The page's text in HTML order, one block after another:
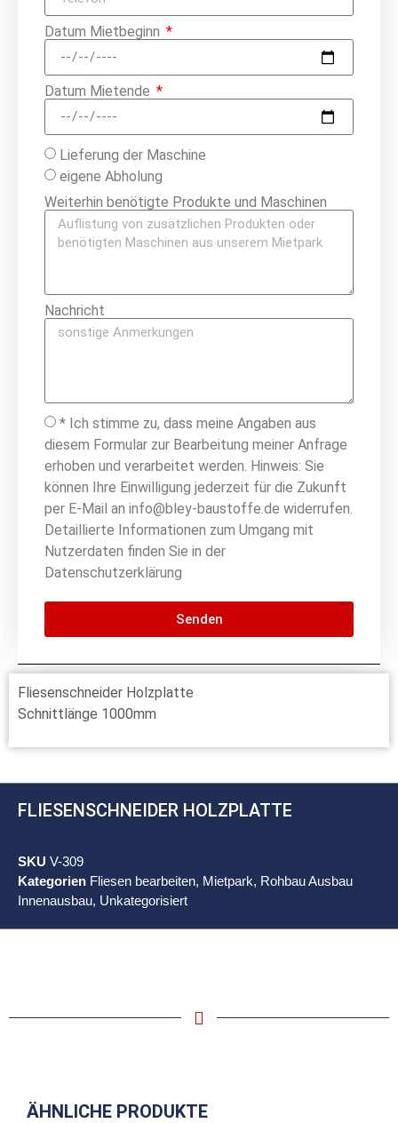
Datum Mietbeginn
Datum Mietende
Lieferung der Maschine
eigene Abholung
Weiterhin benötigte Produkte und Maschinen
Nachricht
* Ich stimme zu, dass meine Angaben aus
diesem Formular zur Bearbeitung meiner Anfrage
erhoben und verarbeitet werden. Hinweis: Sie
können Ihre Einwilligung jederzeit für die Zukunft
per E-Mail an info@bley-baustoffe.de widerrufen.
Detaillierte Informationen zum Umgang mit
Nutzerdaten finden Sie in der
Datenschutzerklärung
Senden
Fliesenschneider Holzplatte
Schnittlänge 1000mm
FLIESENSCHNEIDER HOLZPLATTE
SKU V-309
Kategorien Fliesen bearbeiten, Mietpark, Rohbau Ausbau
Innenausbau, Unkategorisiert
ÄHNLICHE PRODUKTE